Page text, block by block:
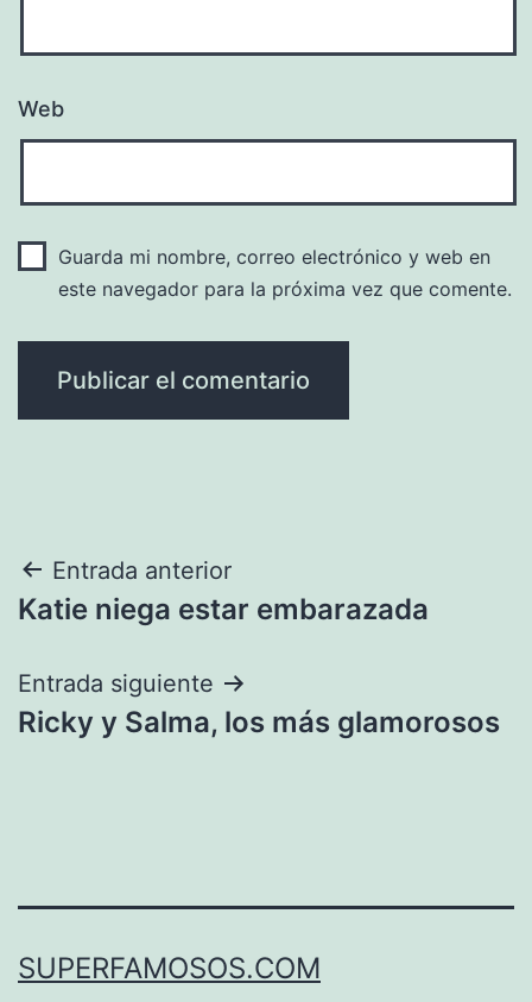
Web
Guarda mi nombre, correo electrónico y web en
este navegador para la próxima vez que comente.
Navegación
de
entradas
Entrada anterior
Katie niega estar embarazada
Entrada siguiente
Ricky y Salma, los más glamorosos
SUPERFAMOSOS.COM